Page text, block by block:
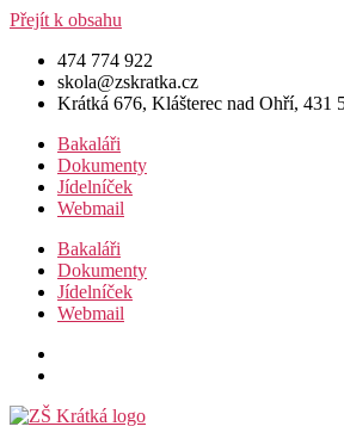
Přejít k obsahu
474 774 922
skola@zskratka.cz
Krátká 676, Klášterec nad Ohří, 431
Bakaláři
Dokumenty
Jídelníček
Webmail
Bakaláři
Dokumenty
Jídelníček
Webmail